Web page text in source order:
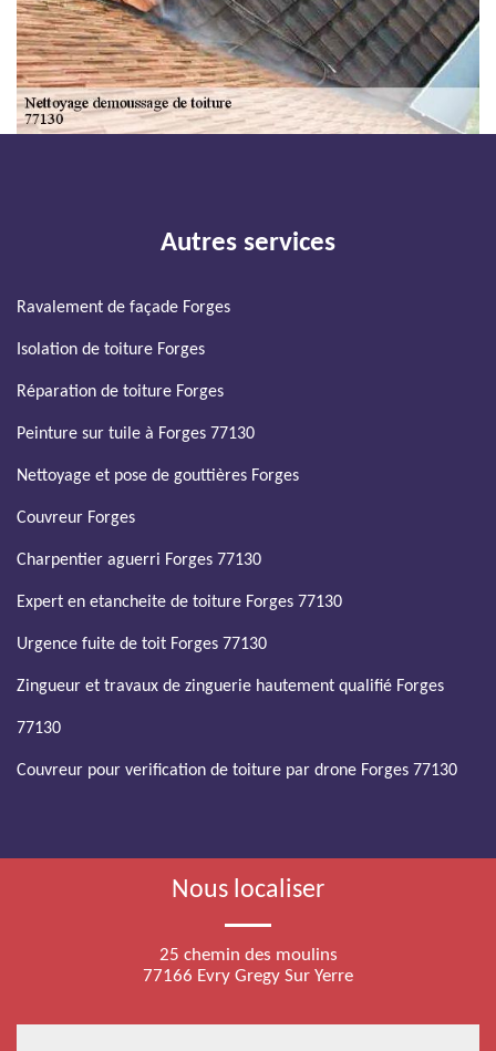
Autres services
Ravalement de façade Forges
Isolation de toiture Forges
Réparation de toiture Forges
Peinture sur tuile à Forges 77130
Nettoyage et pose de gouttières Forges
Couvreur Forges
Charpentier aguerri Forges 77130
Expert en etancheite de toiture Forges 77130
Urgence fuite de toit Forges 77130
Zingueur et travaux de zinguerie hautement qualifié Forges
77130
Couvreur pour verification de toiture par drone Forges 77130
Nous localiser
25 chemin des moulins
77166 Evry Gregy Sur Yerre